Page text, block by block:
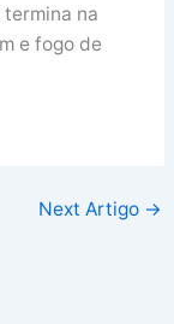
na
e fogo de
Next Artigo →